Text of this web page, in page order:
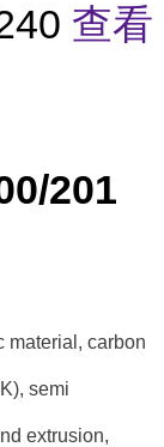
查看
201
material, carbon
semi
extrusion,